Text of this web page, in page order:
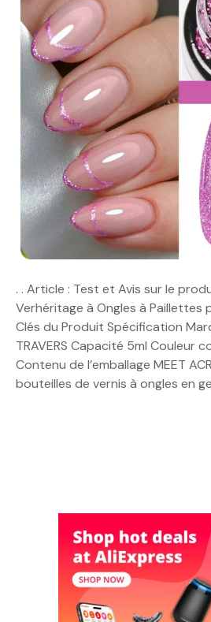
. . Article : Test et Avis sur le
Verhéritage à Ongles à Paillettes
Clés du Produit Spécification
TRAVERS Capacité 5ml Couleur
Contenu de l’emballage MEET
bouteilles de vernis à ongles en